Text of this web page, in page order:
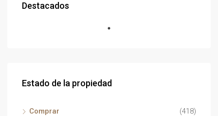
Destacados
Estado de la propiedad
Comprar
(418)